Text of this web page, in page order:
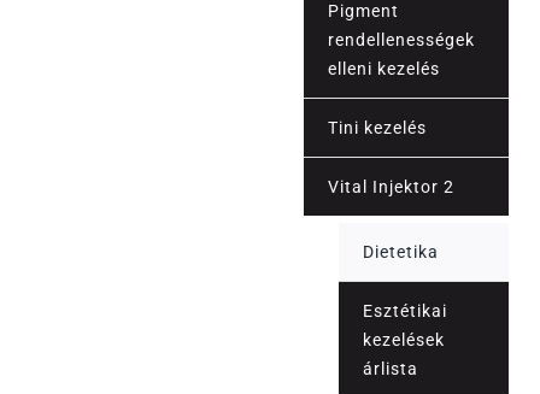
Pigment
rendellenességek
elleni kezelés
Tini kezelés
Vital Injektor 2
Dietetika
Esztétikai
kezelések
árlista